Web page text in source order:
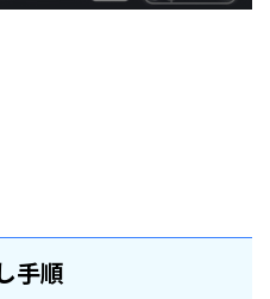
手順